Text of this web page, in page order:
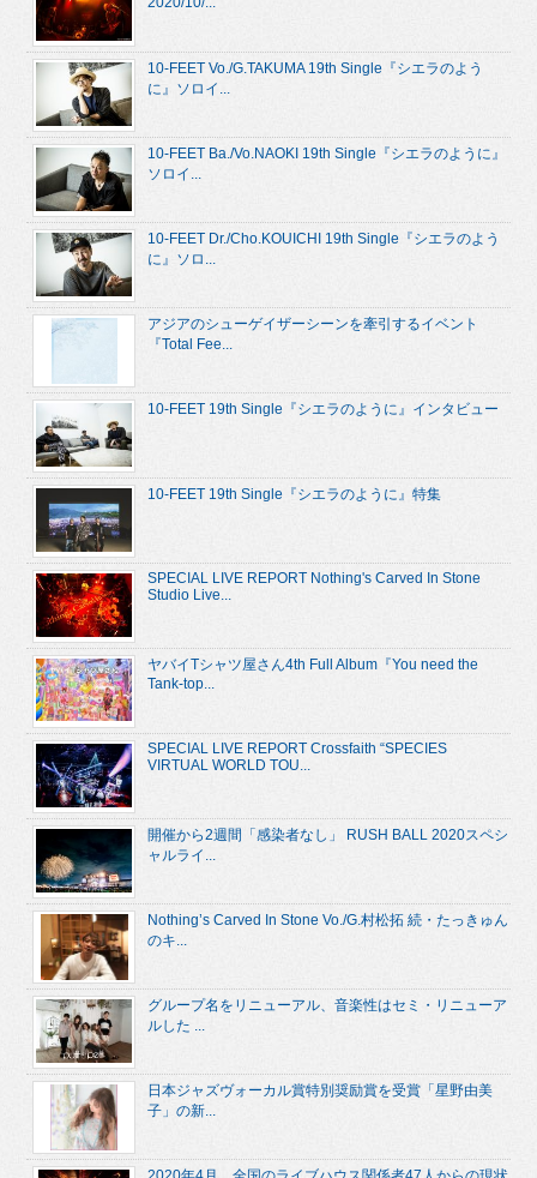
10-FEET Vo./G.TAKUMA 19th Single『シエラのよう
に』ソロイ...
10-FEET Ba./Vo.NAOKI 19th Single『シエラのように』
ソロイ...
10-FEET Dr./Cho.KOUICHI 19th Single『シエラのよう
に』ソロ...
アジアのシューゲイザーシーンを牽引するイベント
『Total Fee...
10-FEET 19th Single『シエラのように』インタビュー
10-FEET 19th Single『シエラのように』特集
SPECIAL LIVE REPORT Nothing's Carved In Stone
Studio Live...
ヤバイTシャツ屋さん4th Full Album『You need the
Tank-top...
SPECIAL LIVE REPORT Crossfaith “SPECIES
VIRTUAL WORLD TOU...
開催から2週間「感染者なし」 RUSH BALL 2020スペシ
ャルライ...
Nothing’s Carved In Stone Vo./G.村松拓 続・たっきゅん
のキ...
グループ名をリニューアル、音楽性はセミ・リニューア
ルした ...
日本ジャズヴォーカル賞特別奨励賞を受賞「星野由美
子」の新...